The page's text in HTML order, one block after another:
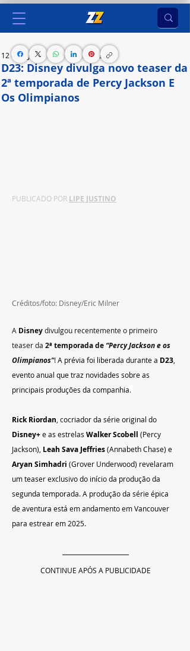
D23: Disney divulga novo teaser da
2ª temporada de Percy Jackson E
Os Olimpianos
12 de ago. de 2024 2 min de leitura
PUBLICADO POR LIPE JUSTINO
Créditos/foto: Disney/Eric Milner
A Disney divulgou recentemente o primeiro
teaser da 2ª temporada de “Percy Jackson e os
Olimpianos”! A prévia foi liberada durante a D23
evento anual que traz novidades sobre as
principais produções da companhia.
Rick Riordan , cocriador da série original do
Disney+ e as estrelas Walker Scobell (Percy
Jackson), Leah Sava Jeffries (Annabeth Chase) e
Aryan Simhadri (Grover Underwood) revelaram
um teaser exclusivo do início da produção da
segunda temporada. A produção da série épica
de aventura está em andamento em Vancouver
para estrear em 2025.
CONTINUE APÓS A PUBLICIDADE